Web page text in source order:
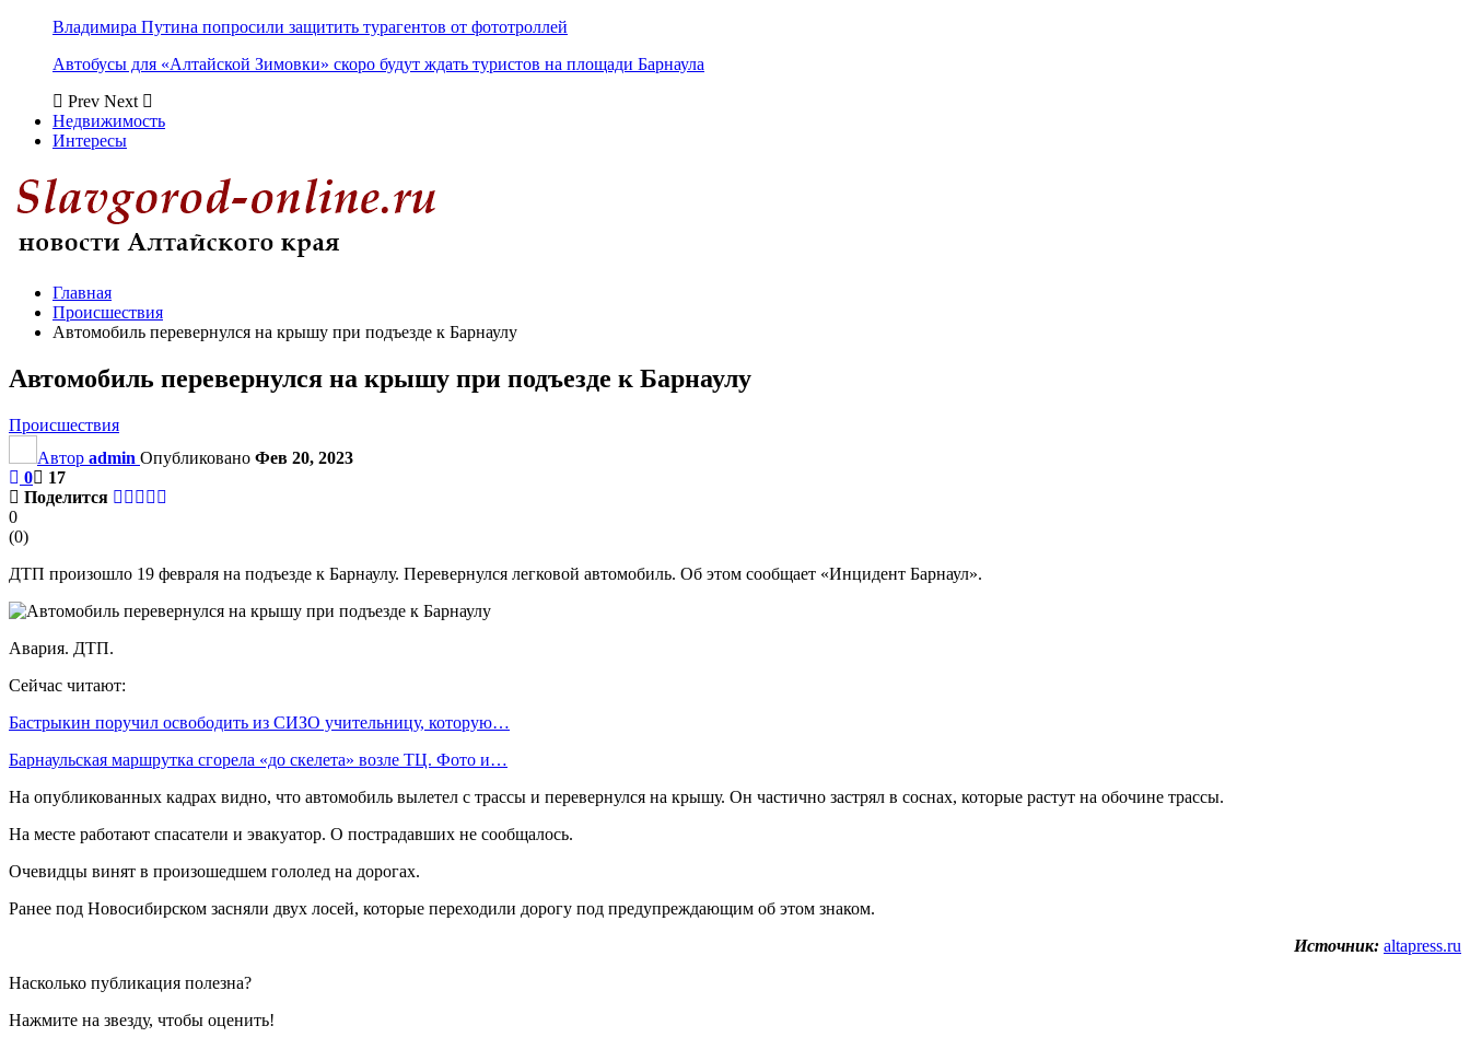
Владимира Путина попросили защитить турагентов от фототроллей
Автобусы для «Алтайской Зимовки» скоро будут ждать туристов на площади Барнаула
Prev Next
Недвижимость
Интересы
Главная
Происшествия
Автомобиль перевернулся на крышу при подъезде к Барнаулу
Автомобиль перевернулся на крышу при подъезде к Барнаулу
Происшествия
Автор admin Опубликовано Фев 20, 2023
0
17
Поделится
0
(0)
ДТП произошло 19 февраля на подъезде к Барнаулу. Перевернулся легковой автомобиль. Об этом сообщает «Инцидент Барнаул».
Авария. ДТП.
Сейчас читают:
Бастрыкин поручил освободить из СИЗО учительницу, которую…
Барнаульская маршрутка сгорела «до скелета» возле ТЦ. Фото и…
На опубликованных кадрах видно, что автомобиль вылетел с трассы и перевернулся на крышу. Он частично застрял в соснах, которые растут на обочине трассы.
На месте работают спасатели и эвакуатор. О пострадавших не сообщалось.
Очевидцы винят в произошедшем гололед на дорогах.
Ранее под Новосибирском засняли двух лосей, которые переходили дорогу под предупреждающим об этом знаком.
Источник: altapress.ru
Насколько публикация полезна?
Нажмите на звезду, чтобы оценить!